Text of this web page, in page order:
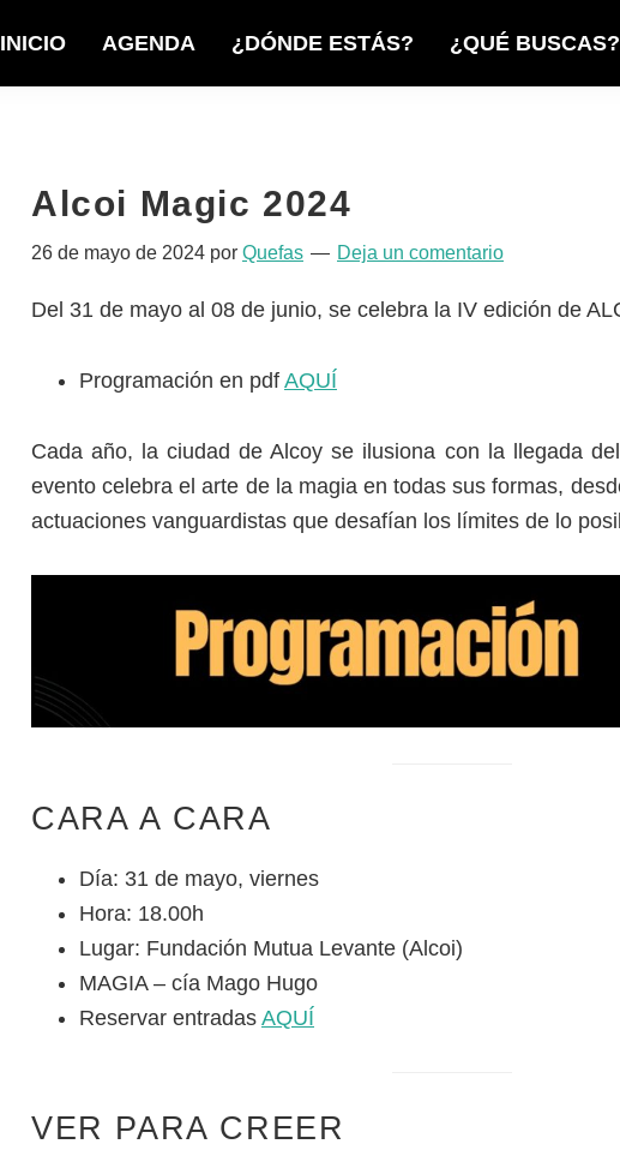
INICIO AGENDA ¿DÓNDE ESTÁS? ¿QUÉ BUSCAS?
Alcoi Magic 2024
26 de mayo de 2024 por Quefas Deja un comentario
Del 31 de mayo al 08 de junio, se celebra la IV edición de
Programación en pdf AQUÍ
Cada año, la ciudad de Alcoy se ilusiona con la llegada
evento celebra el arte de la magia en todas sus formas,
actuaciones vanguardistas que desafían los límites de lo
CARA A CARA
Día: 31 de mayo, viernes
Hora: 18.00h
Lugar: Fundación Mutua Levante (Alcoi)
MAGIA – cía Mago Hugo
Reservar entradas AQUÍ
VER PARA CREER